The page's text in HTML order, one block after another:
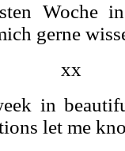
Woche
gerne
xx
in
let me